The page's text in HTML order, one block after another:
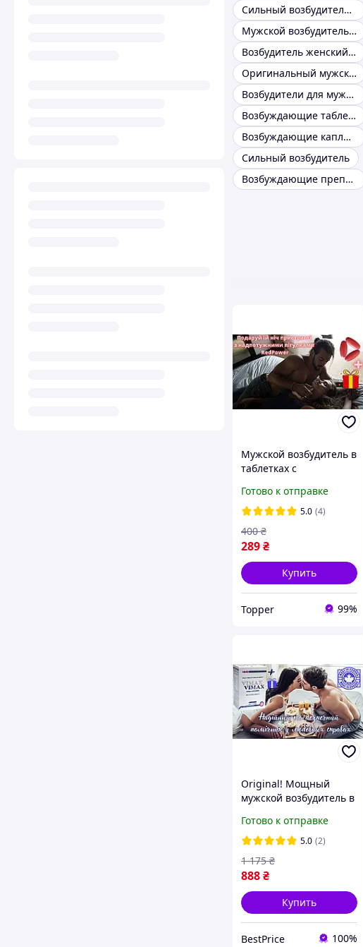
Сильный возбудитель для мужчин
Мужской возбудитель совместимый с алкоголем
Возбудитель женский и мужской
Оригинальный мужской возбудитель
Возбудители для мужчин и женщин
Возбуждающие таблетки для мужчин
Возбуждающие капли для мужчин
Сильный возбудитель
Возбуждающие препараты для мужчин
Мужской возбудитель в
таблетках с
RedPower
Готово к отправке
5.0 (4)
289₴
400 ₴
Купить
Topper 99%
Original! Мощный
мужской возбудитель в
высокого качества
Made in Canada
Готово к отправке
5.0 (2)
888₴
1 175 ₴
Купить
BestPrice 100%